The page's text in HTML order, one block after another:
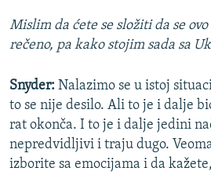
Mislim da ćete se složiti da se
rečeno, pa kako stojim sada sa
Snyder: Nalazimo se u istoj
to se nije desilo. Ali to je i dalje
rat okonča. I to je i dalje jedini
nepredvidljivi i traju dugo.
izborite sa emocijama i da